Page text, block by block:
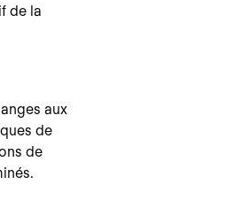
de la
aux
de
de